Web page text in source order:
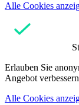
Alle Cookies
Erlauben Sie
Angebot
Alle Cookies